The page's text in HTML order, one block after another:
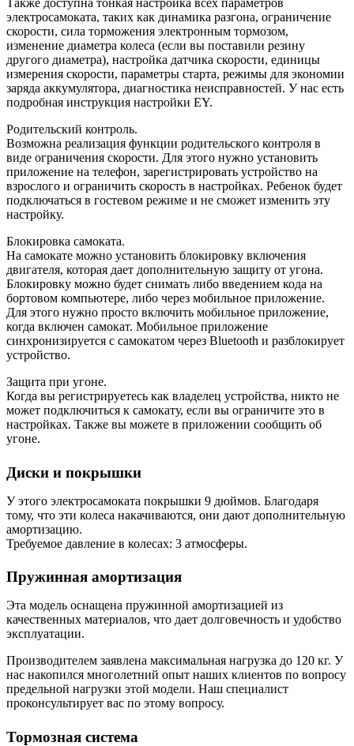
Также доступна тонкая настройка всех параметров
электросамоката, таких как динамика разгона, ограничение
скорости, сила торможения электронным тормозом,
изменение диаметра колеса (если вы поставили резину
другого диаметра), настройка датчика скорости, единицы
измерения скорости, параметры старта, режимы для экономии
заряда аккумулятора, диагностика неисправностей. У нас есть
подробная инструкция настройки EY.
Родительский контроль.
Возможна реализация функции родительского контроля в
виде ограничения скорости. Для этого нужно установить
приложение на телефон, зарегистрировать устройство на
взрослого и ограничить скорость в настройках. Ребенок будет
подключаться в гостевом режиме и не сможет изменить эту
настройку.
Блокировка самоката.
На самокате можно установить блокировку включения
двигателя, которая дает дополнительную защиту от угона.
Блокировку можно будет снимать либо введением кода на
бортовом компьютере, либо через мобильное приложение.
Для этого нужно просто включить мобильное приложение,
когда включен самокат. Мобильное приложение
синхронизируется с самокатом через Bluetooth и разблокирует
устройство.
Защита при угоне.
Когда вы регистрируетесь как владелец устройства, никто не
может подключиться к самокату, если вы ограничите это в
настройках. Также вы можете в приложении сообщить об
угоне.
Диски и покрышки
У этого электросамоката покрышки 9 дюймов. Благодаря
тому, что эти колеса накачиваются, они дают дополнительную
амортизацию.
Требуемое давление в колесах: 3 атмосферы.
Пружинная амортизация
Эта модель оснащена пружинной амортизацией из
качественных материалов, что дает долговечность и удобство
эксплуатации.
Производителем заявлена максимальная нагрузка до 120 кг. У
нас накопился многолетний опыт наших клиентов по вопросу
предельной нагрузки этой модели. Наш специалист
проконсультирует вас по этому вопросу.
Тормозная система